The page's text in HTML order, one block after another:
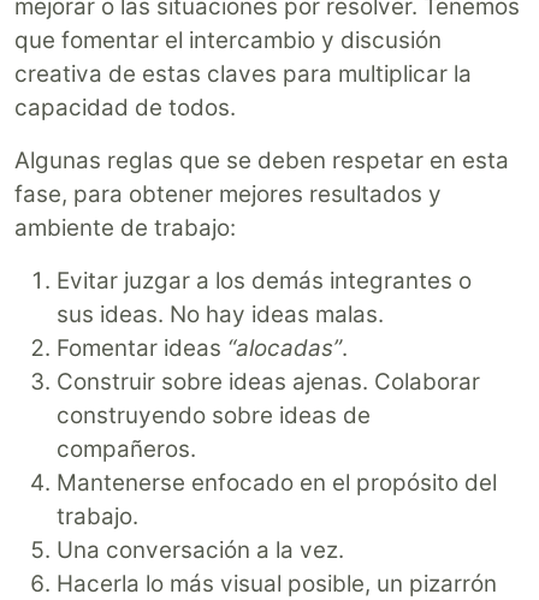
mejorar o las situaciones por resolver. Tenemos
que fomentar el intercambio y discusión
creativa de estas claves para multiplicar la
capacidad de todos.
Algunas reglas que se deben respetar en esta
fase, para obtener mejores resultados y
ambiente de trabajo:
Evitar juzgar a los demás integrantes o
sus ideas. No hay ideas malas.
Fomentar ideas “alocadas”.
Construir sobre ideas ajenas. Colaborar
construyendo sobre ideas de
compañeros.
Mantenerse enfocado en el propósito del
trabajo.
Una conversación a la vez.
Hacerla lo más visual posible, un pizarrón